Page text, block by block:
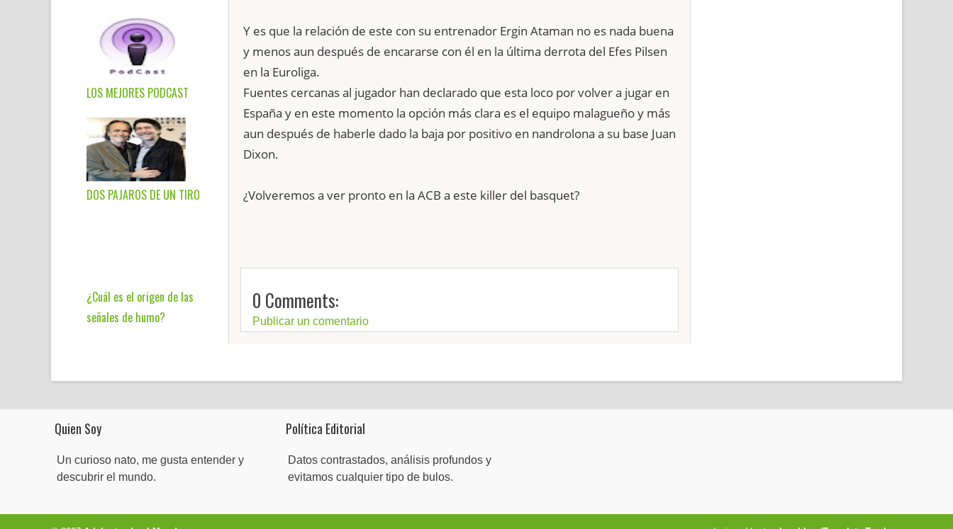
LOS MEJORES PODCAST
DOS PAJAROS DE UN TIRO
¿Cuál es el origen de las
señales de humo?
Y es que la relación de este con su entrenador Ergin Ataman no es nada buena
y menos aun después de encararse con él en la última derrota del Efes Pilsen
en la Euroliga.
Fuentes cercanas al jugador han declarado que esta loco por volver a jugar en
España y en este momento la opción más clara es el equipo malagueño y más
aun después de haberle dado la baja por positivo en nandrolona a su base Juan
Dixon.
¿Volveremos a ver pronto en la ACB a este killer del basquet?
0 Comments:
Publicar un comentario
Quien Soy
Un curioso nato, me gusta entender y
descubrir el mundo.
Política Editorial
Datos contrastados, análisis profundos y
evitamos cualquier tipo de bulos.